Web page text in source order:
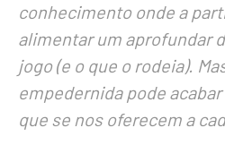
conhecimento onde a
alimentar um aprofundar
jogo (e o que o rodeia).
empedernida pode
que se nos oferecem a